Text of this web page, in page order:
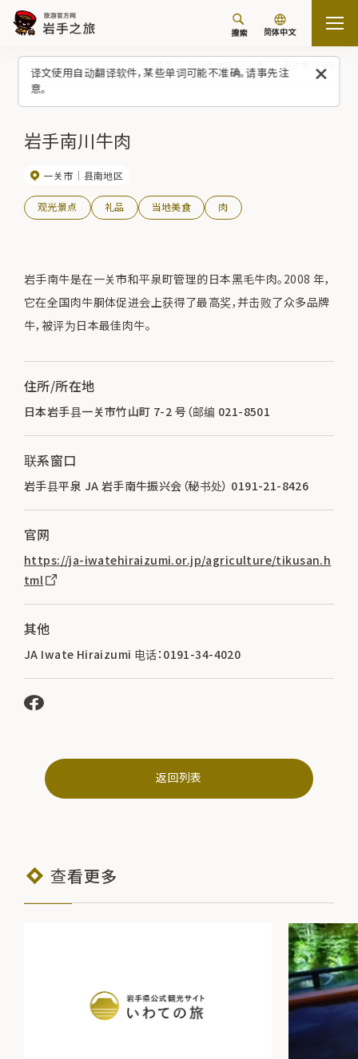
译文使用自动翻译软件，某些单词可能不准确。请事先注
意。
搜索 简体中文
岩手南川牛肉
一关市 县南地区
观光景点 礼品 当地美食 肉
岩手南牛是在一关市和平泉町管理的日本黑毛牛肉。2008 年，
它在全国肉牛胴体促进会上获得了最高奖，并击败了众多品牌
牛，被评为日本最佳肉牛。
住所/所在地
日本岩手县一关市竹山町 7-2 号（邮编 021-8501
联系窗口
岩手县平泉 JA 岩手南牛振兴会（秘书处） 0191-21-8426
官网
https://ja-iwatehiraizumi.or.jp/agriculture/tikusan.h
tml
其他
JA Iwate Hiraizumi 电话：0191-34-4020
返回列表
查看更多